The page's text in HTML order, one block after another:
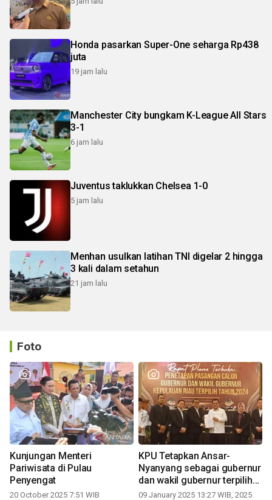
Honda pasarkan Super-One seharga Rp438
juta
19 jam lalu
Manchester City bungkam K-League All Stars
3-1
6 jam lalu
Juventus taklukkan Chelsea 1-0
5 jam lalu
Menhan usulkan latihan TNI digelar 2 hingga
3 kali dalam setahun
21 jam lalu
Foto
Kunjungan Menteri
Pariwisata di Pulau
Penyengat
20 October 2025 7:51 WIB
KPU Tetapkan Ansar-
Nyanyang sebagai gubernur
dan wakil gubernur terpilih
periode 2025-2030
09 January 2025 13:27 WIB, 2025